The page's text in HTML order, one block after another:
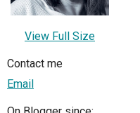
View Full Size
Contact me
Email